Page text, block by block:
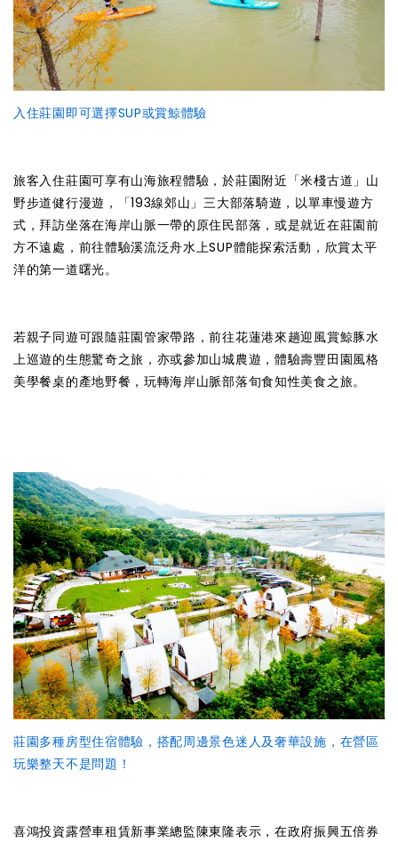
入住莊園即可選擇SUP或賞鯨體驗
旅客入住莊園可享有山海旅程體驗，於莊園附近「米棧古道」山
野步道健行漫遊，「193線郊山」三大部落騎遊，以單車慢遊方
式，拜訪坐落在海岸山脈一帶的原住民部落，或是就近在莊園前
方不遠處，前往體驗溪流泛舟水上SUP體能探索活動，欣賞太平
洋的第一道曙光。
若親子同遊可跟隨莊園管家帶路，前往花蓮港來趟迎風賞鯨豚水
上巡遊的生態驚奇之旅，亦或參加山城農遊，體驗壽豐田園風格
美學餐桌的產地野餐，玩轉海岸山脈部落旬食知性美食之旅。
莊園多種房型住宿體驗，搭配周邊景色迷人及奢華設施，在營區
玩樂整天不是問題！
喜鴻投資露營車租賃新事業總監陳東隆表示，在政府振興五倍券